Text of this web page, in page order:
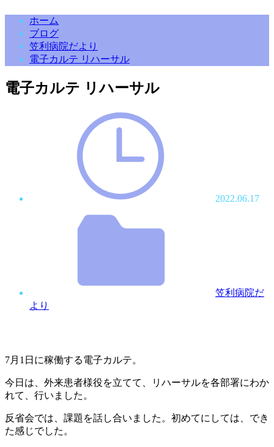
ホーム
ブログ
笠利病院だより
電子カルテ リハーサル
電子カルテ リハーサル
2022.06.17
笠利病院だ
より
7月1日に稼働する電子カルテ。
今日は、外来患者様役を立てて、リハーサルを各部署にわか
れて、行いました。
反省会では、課題を話し合いました。初めてにしては、でき
た感じでした。